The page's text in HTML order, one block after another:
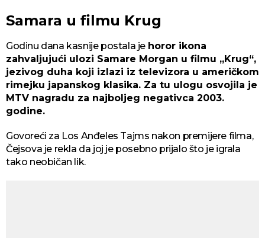
Samara u filmu Krug
Godinu dana kasnije postala je horor ikona
zahvaljujući ulozi Samare Morgan u filmu „Krug“,
jezivog duha koji izlazi iz televizora u američkom
rimejku japanskog klasika. Za tu ulogu osvojila je
MTV nagradu za najboljeg negativca 2003.
godine.
Govoreći za Los Anđeles Tajms nakon premijere filma,
Čejsova je rekla da joj je posebno prijalo što je igrala
tako neobičan lik.